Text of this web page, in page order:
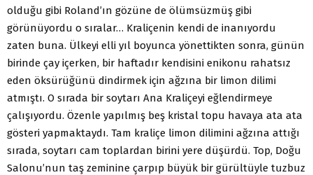
olduğu gibi Roland’ın gözüne de ölümsüzmüş gibi
görünüyordu o sıralar… Kraliçenin kendi de inanıyordu
zaten buna. Ülkeyi elli yıl boyunca yönettikten sonra, günün
birinde çay içerken, bir haftadır kendisini enikonu rahatsız
eden öksürüğünü dindirmek için ağzına bir limon dilimi
atmıştı. O sırada bir soytarı Ana Kraliçeyi eğlendirmeye
çalışıyordu. Özenle yapılmış beş kristal topu havaya ata ata
gösteri yapmaktaydı. Tam kraliçe limon dilimini ağzına attığı
sırada, soytarı cam toplardan birini yere düşürdü. Top, Doğu
Salonu’nun taş zeminine çarpıp büyük bir gürültüyle tuzbuz